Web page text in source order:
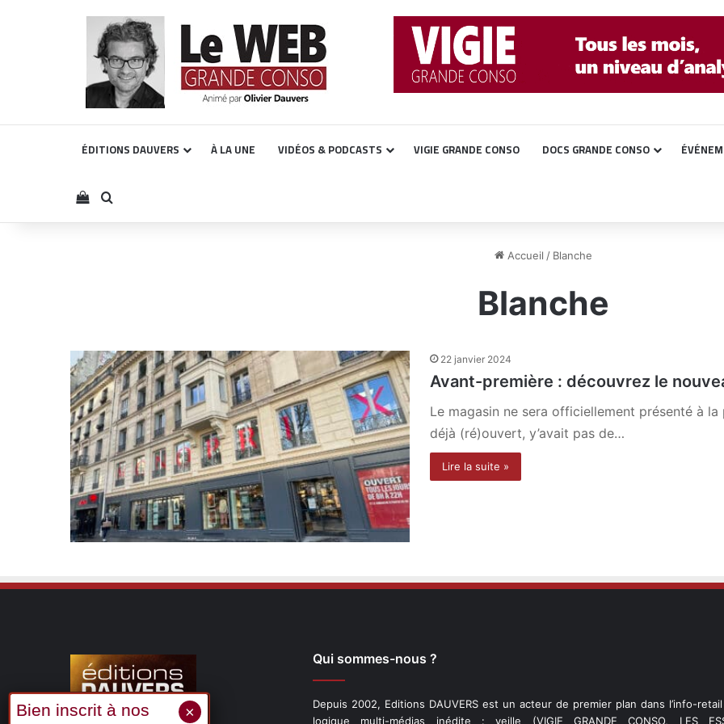
ÉDITIONS DAUVERS À LA UNE VIDÉOS & PODCASTS VIGIE GRANDE CONSO DOCS GRANDE CONSO
Voir votre panier
Rechercher
Accueil / Blanche
Blanche
22 janvier 2024
Avant-première : découvrez le
Le magasin ne sera officiellement présenté à
déjà (ré)ouvert, y’avait pas de…
Lire la suite »
Qui sommes-nous ?
Depuis 2002, Editions DAUVERS est un acteur de premier plan dans l’info-
logique multi-médias inédite : veille (VIGIE GRANDE CONSO, LES